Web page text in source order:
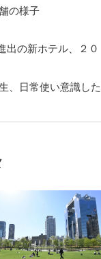
の様子
出の新ホテル、２０
、日常使い意識した